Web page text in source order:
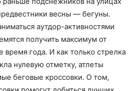
весны — бегуны.
аутдор-активностями
получить максимум от
время года. И как только стрелка
нулевую отметку, атлеты
беговые кроссовки. О том,